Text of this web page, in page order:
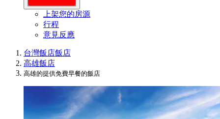
上架您的房源
行程
意見反應
台灣飯店飯店
高雄飯店
高雄的提供免費早餐的飯店